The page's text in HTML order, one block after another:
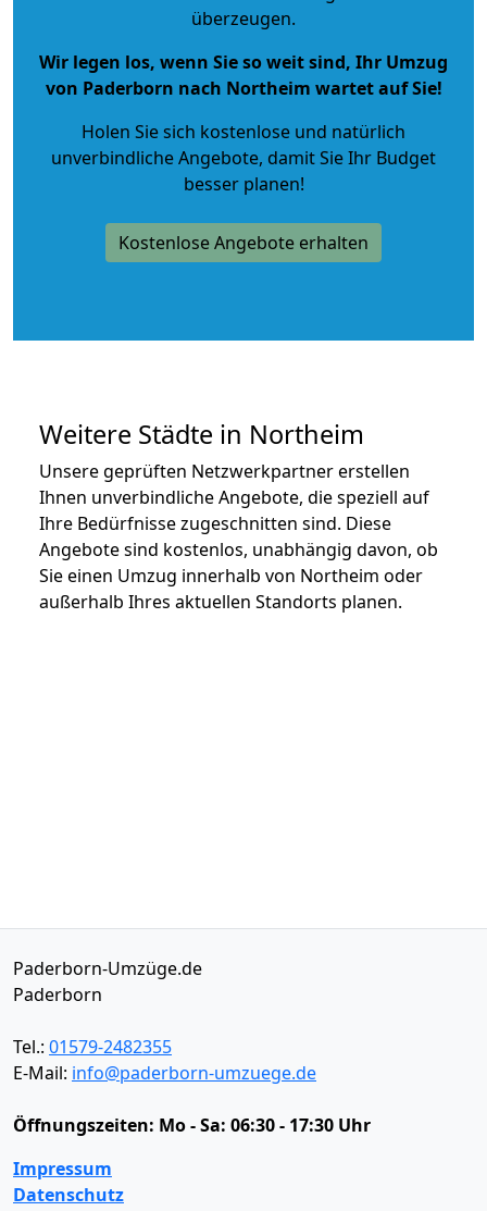
überzeugen.
Wir legen los, wenn Sie so weit sind, Ihr Umzug
von Paderborn nach Northeim wartet auf Sie!
Holen Sie sich kostenlose und natürlich
unverbindliche Angebote, damit Sie Ihr Budget
besser planen!
Kostenlose Angebote erhalten
Weitere Städte in Northeim
Unsere geprüften Netzwerkpartner erstellen
Ihnen unverbindliche Angebote, die speziell auf
Ihre Bedürfnisse zugeschnitten sind. Diese
Angebote sind kostenlos, unabhängig davon, ob
Sie einen Umzug innerhalb von Northeim oder
außerhalb Ihres aktuellen Standorts planen.
Paderborn-Umzüge.de
Paderborn
Tel.: 01579-2482355
E-Mail: info@paderborn-umzuege.de
Öffnungszeiten: Mo - Sa: 06:30 - 17:30 Uhr
Impressum
Datenschutz